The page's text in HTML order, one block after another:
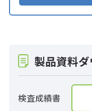
製品資料
検査成績書